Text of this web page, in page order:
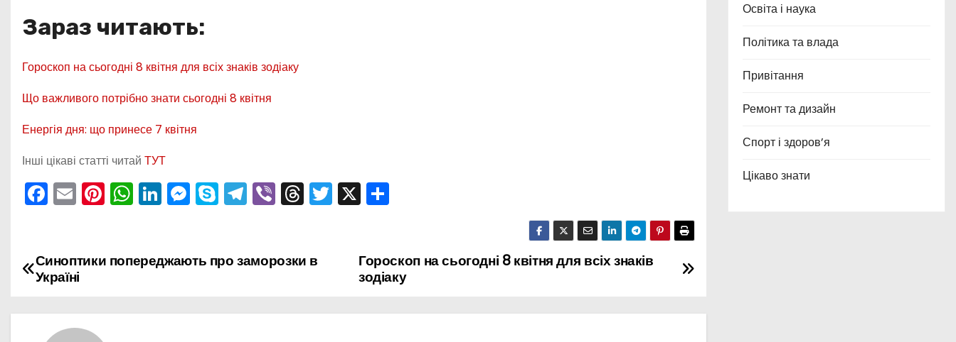
Зараз читають:
Гороскоп на сьогодні 8 квітня для всіх знаків зодіаку
Що важливого потрібно знати сьогодні 8 квітня
Енергія дня: що принесе 7 квітня
Інші цікаві статті читай ТУТ
F
a
e
b
o
o
E
m
l
Pi
nt
e
W
h
ts
p
Li
n
e
n
M
e
s
n
S
k
p
T
el
gr
m
Vi
b
T
hr
a
s
T
w
X
л
и
т
Н
Гороскоп на сьогодні 8 квітня для всіх знаків
зодіаку
Синоптики попереджають про заморозки в
Україні
Освіта і наука
Політика та влада
Привітання
Ремонт та дизайн
Спорт і здоров’я
Цікаво знати